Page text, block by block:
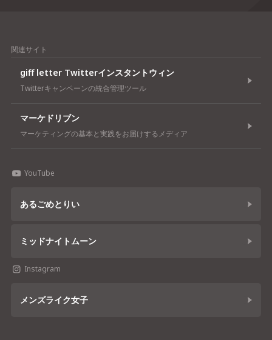
関連サイト
giff letter Twitterインスタントウィン
Twitterキャンペーンの統合管理ツール
マーケドリブン
マーケティングの基本と実践をお届けするメディア
YouTube
あるごめとりい
ミッドナイトムーン
Instagram
メンズライク女子